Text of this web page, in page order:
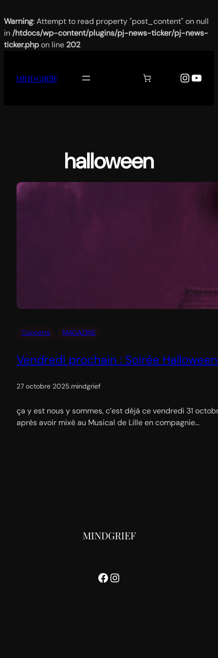
Warning: Attempt to read property "post_content" on null
in /htdocs/wp-content/plugins/pj-news-ticker/pj-news-
ticker.phpon line 202
contenu
MƗИĐǤЯƗƎF
halloween
Concerts MAGAZINE
Vendredi prochain : Soirée
27 octobre 2025.mindgrief
ça y est nous y sommes, c’est déjà ce vendredi 31
après avoir mixé au Musical de Lille en compagnie…
MINDGRIEF
Facebook
Instagram